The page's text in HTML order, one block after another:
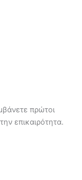
πρώτοι
επικαιρότητα.